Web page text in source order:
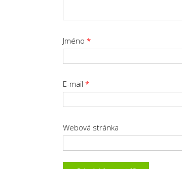
Jméno *
E-mail *
Webová stránka